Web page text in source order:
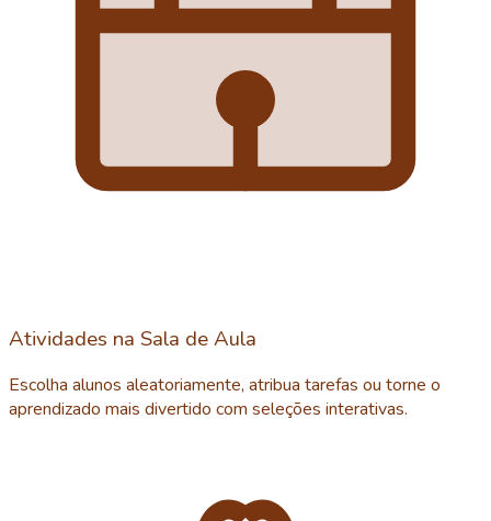
Atividades na Sala de Aula
Escolha alunos aleatoriamente, atribua tarefas ou torne o
aprendizado mais divertido com seleções interativas.